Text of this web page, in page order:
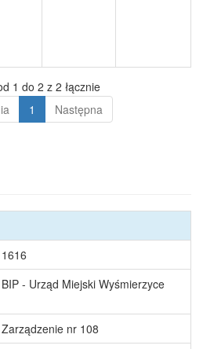
1 do 2 z 2 łącznie
1 Następna
1616
BIP - Urząd Miejski Wyśmierzyce
Zarządzenie nr 108